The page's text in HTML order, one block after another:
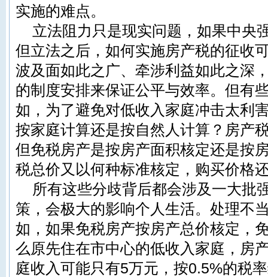
实施的难点。
立法阻力只是现实问题，如果中央
但立法之后，如何实施房产税的征收
波及面如此之广、牵涉利益如此之深
的制度安排来保证公平与效率。但有
如，为了避免对低收入家庭冲击太利
按家庭计算还是按自然人计算？房产
但免税房产是按房产面积核定还是按
税总价又以何种标准核定，购买价格
所有这些分歧背后都会涉及一大批
策，会极大的影响个人生活。处理不
如，如果免税房产按房产总价核定，
么原先住在市中心的低收入家庭，房
庭收入可能只有5万元，按0.5%的税